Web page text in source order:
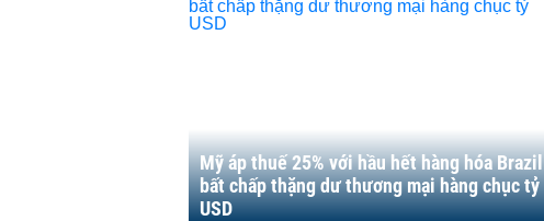
Mỹ áp thuế 25% với hầu hết hàng hóa Brazil
bất chấp thặng dư thương mại hàng chục tỷ
USD